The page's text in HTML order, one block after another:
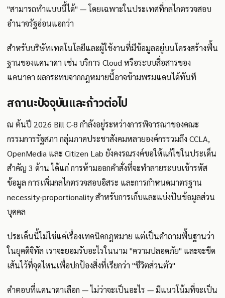
"สามารถทำแบบนี้ได้" — โดยเฉพาะในประเทศที่กลไกตรวจสอบ
อำนาจรัฐอ่อนแอกว่า
สำหรับบริษัทเทคโนโลยีและผู้ใช้งานที่มีข้อมูลอยู่บนโครงสร้างพื้น
ฐานของแคนาดา เช่น บริการ Cloud หรือระบบสื่อสารของ
แคนาดา ผลกระทบจากกฎหมายนี้อาจข้ามพรมแดนได้ทันที
สถานะปัจจุบันและก้าวต่อไป
ณ ต้นปี 2026 Bill C-8 กำลังอยู่ระหว่างการพิจารณาของคณะ
กรรมการรัฐสภา กลุ่มภาคประชาสังคมหลายองค์กรรวมถึง CCLA,
OpenMedia และ Citizen Lab ยังคงรณรงค์ขอให้แก้ไขในประเด็น
สำคัญ 3 ด้าน ได้แก่ การห้ามออกคำสั่งที่จะทำลายระบบเข้ารหัส
ข้อมูล การเพิ่มกลไกตรวจสอบอิสระ และการกำหนดมาตรฐาน
necessity-proportionality สำหรับการเก็บและแบ่งปันข้อมูลส่วน
บุคคล
ประเด็นนี้ไม่ใช่แค่เรื่องเทคนิคกฎหมาย แต่เป็นคำถามพื้นฐานว่า
ในยุคดิจิทัล เราจะยอมรับอะไรในนาม "ความปลอดภัย" และจะขีด
เส้นไว้ที่จุดไหนเพื่อปกป้องสิ่งที่เรียกว่า "ชีวิตส่วนตัว"
คำตอบที่แคนาดาเลือก — ไม่ว่าจะเป็นอะไร — มีแนวโน้มที่จะเป็น